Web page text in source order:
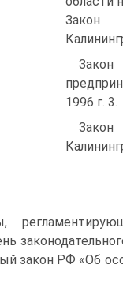
Закон
1996 г. 3.
закон РФ «Об